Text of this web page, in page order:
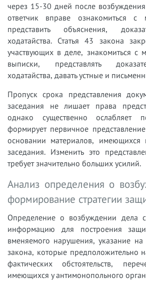
через 15-30 дней после
ответчик вправе ознакомиться с
представить объяснения,
ходатайства. Статья 43 закона
участвующих в деле, знакомиться с
выписки, представлять
ходатайства, давать устные и
Пропуск срока представления
заседания не лишает права
однако существенно ослабляет
формирует первичное
основании материалов, имеющихся
заседания. Изменить это
требует значительно больших усилий.
Анализ определения о
формирование стратегии
Определение о возбуждении дела
информацию для построения
вменяемого нарушения, указание
закона, которые предположительно
фактических обстоятельств,
имеющихся у антимонопольного